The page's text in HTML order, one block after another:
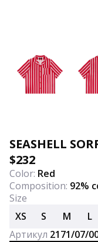
SEASHELL
$232
Color: Red
Composition: 92%
Size
XS
S M L
Артикул 2171/07/